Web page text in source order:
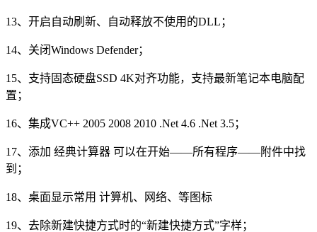
13、开启自动刷新、自动释放不使用的DLL；
14、关闭Windows Defender；
15、支持固态硬盘SSD 4K对齐功能，支持最新笔记本电脑配
置；
16、集成VC++ 2005 2008 2010 .Net 4.6 .Net 3.5；
17、添加 经典计算器 可以在开始——所有程序——附件中找
到；
18、桌面显示常用 计算机、网络、等图标
19、去除新建快捷方式时的“新建快捷方式”字样；